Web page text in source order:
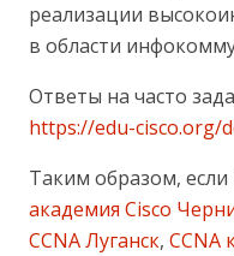
реализации
в области
Ответы на часто
https://edu-cisco.org/
Таким образом,
академия Cisco
CCNA Луганск, CCNA